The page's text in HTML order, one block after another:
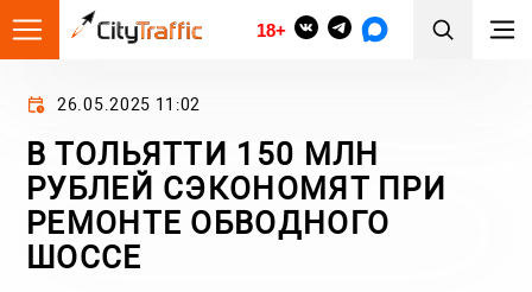
18+
26.05.2025 11:02
В ТОЛЬЯТТИ 150 МЛН
РУБЛЕЙ СЭКОНОМЯТ ПРИ
РЕМОНТЕ ОБВОДНОГО
ШОССЕ